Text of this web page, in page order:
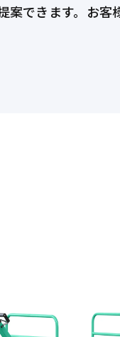
できます。お